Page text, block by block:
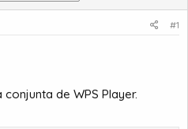
#1
de WPS Player.